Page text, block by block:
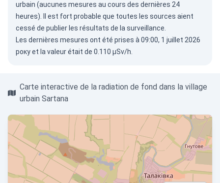
urbain (aucunes mesures au cours des dernières 24
heures). Il est fort probable que toutes les sources aient
cessé de publier les résultats de la surveillance.
Les dernières mesures ont été prises à 09:00, 1 juillet 2026
року et la valeur était de 0.110 µSv/h.
Carte interactive de la radiation de fond dans la village
urbain Sartana